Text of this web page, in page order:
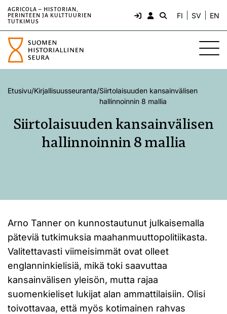
AGRICOLA – HISTORIAN,
PERINTEEN JA KULTTUURIEN
TUTKIMUS
FI SV EN
Etusivu/Kirjallisuusseuranta/Siirtolaisuuden kansainvälisen
hallinnoinnin 8 mallia
Siirtolaisuuden kansainvälisen
hallinnoinnin 8 mallia
Arno Tanner on kunnostautunut julkaisemalla
päteviä tutkimuksia maahanmuuttopolitiikasta.
Valitettavasti viimeisimmät ovat olleet
englanninkielisiä, mikä toki saavuttaa
kansainvälisen yleisön, mutta rajaa
suomenkieliset lukijat alan ammattilaisiin. Olisi
toivottavaa, että myös kotimainen rahvas